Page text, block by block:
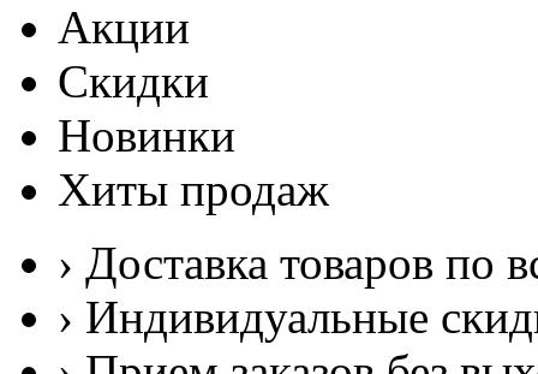
Акции
Скидки
Новинки
Хиты продаж
› Доставка товаров по
› Индивидуальные